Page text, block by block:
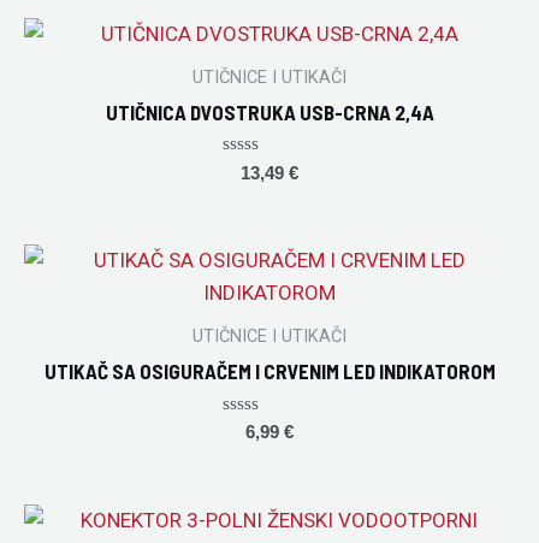
UTIČNICE I UTIKAČI
UTIČNICA DVOSTRUKA USB-CRNA 2,4A
Rated
13,49 €
UTIČNICE I UTIKAČI
UTIKAČ SA OSIGURAČEM I CRVENIM LED INDIKATOROM
Rated
6,99 €